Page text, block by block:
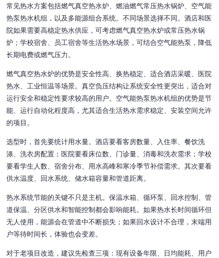
常见热水方案包括燃气真空热水炉、燃油燃气常压热水锅炉、空气能
热泵热水机组，以及多能源组合系统。不同场景选择不同。酒店和医
院如果需要高稳定热水供应，可考虑燃气真空热水炉或常压热水锅
炉；学校宿舍、员工宿舍等生活热水场景，可结合空气能热泵，降低
长期电费或燃气压力。
燃气真空热水炉的优势是安全性高、换热稳定、适合酒店采暖、医院
热水、工业恒温等场景。真空负压结构让系统安全性更突出，适合对
运行安全和稳定性要求较高的用户。空气能热泵热水机组的优势是节
能、运行自动化程度高，尤其适合生活热水需求稳定、安装空间允许
的项目。
选型时，首先要统计用水量。酒店要看客房数量、入住率、餐饮洗
涤、洗衣房配置；医院要看床位数、门诊量、消毒和洗衣需求；学校
要看学生人数、宿舍分布、用水高峰和寒冷季节补偿需求。其次要看
供水温度、回水系统、储水箱容量和管道距离。
热水系统节能的关键不只是主机。保温水箱、循环泵、回水控制、管
道保温、分区供水和智能控制都会影响能耗。如果热水长时间循环但
无人使用，能源会在管道中不断损失；如果回水设计不合理，末端用
户等待时间长，体验也会变差。
对于老项目改造，建议先检查三项：现有设备年限、日均能耗、用户